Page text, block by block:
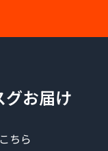
グお届け
ちら